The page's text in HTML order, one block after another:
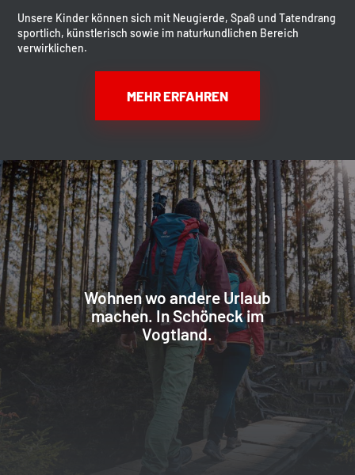
Unsere Kinder können sich mit Neugierde, Spaß und Tatendrang
sportlich, künstlerisch sowie im naturkundlichen Bereich
verwirklichen.
MEHR ERFAHREN
Wohnen wo andere Urlaub
machen. In Schöneck im
Vogtland.